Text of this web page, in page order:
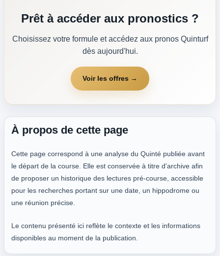
Prêt à accéder aux pronostics ?
Choisissez votre formule et accédez aux pronos Quinturf
dès aujourd'hui.
Voir les offres →
À propos de cette page
Cette page correspond à une analyse du Quinté publiée avant
le départ de la course. Elle est conservée à titre d'archive afin
de proposer un historique des lectures pré-course, accessible
pour les recherches portant sur une date, un hippodrome ou
une réunion précise.
Le contenu présenté ici reflète le contexte et les informations
disponibles au moment de la publication.